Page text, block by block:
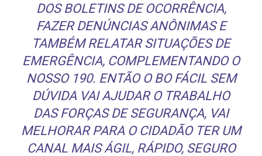
DOS BOLETINS DE OCORRÊNCIA,
FAZER DENÚNCIAS ANÔNIMAS E
TAMBÉM RELATAR SITUAÇÕES DE
EMERGÊNCIA, COMPLEMENTANDO O
NOSSO 190. ENTÃO O BO FÁCIL SEM
DÚVIDA VAI AJUDAR O TRABALHO
DAS FORÇAS DE SEGURANÇA, VAI
MELHORAR PARA O CIDADÃO TER UM
CANAL MAIS ÁGIL, RÁPIDO, SEGURO